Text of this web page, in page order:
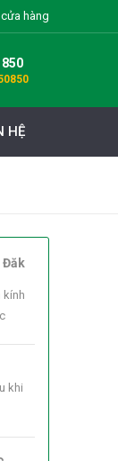
hàng
850
HỆ
Đăk
kính
khi